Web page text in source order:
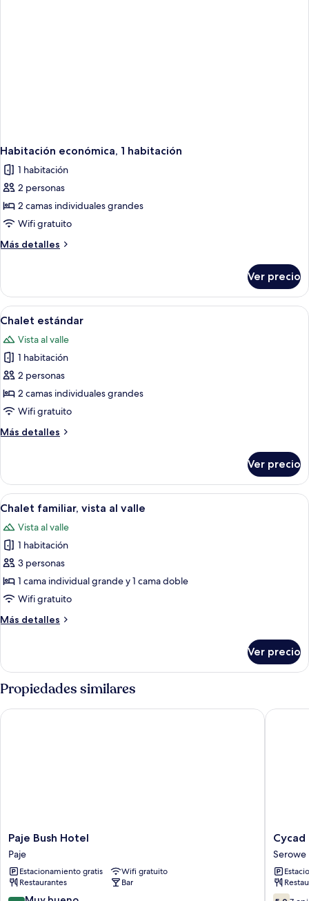
Habitación económica, 1 habitación
1 habitación
2 personas
2 camas individuales grandes
Wifi gratuito
Más detalles
Más
económica,
habitación
Ver precio
Abrir
todas
las
fotos
de
Chalet
estándar
1 habitación, wifi gratis y ropa de cama
3
Chalet estándar
Vista al valle
1 habitación
2 personas
2 camas individuales grandes
Wifi gratuito
Más detalles
Más
estándar
Ver precio
Abrir
todas
las
fotos
de
Chalet
familiar,
al
1 habitación, wifi gratis y ropa de cama
3
Chalet familiar, vista al valle
Vista al valle
1 habitación
3 personas
1 cama individual grande y 1 cama doble
Wifi gratuito
Más detalles
Más
familiar,
vista
al
valle
Ver precio
Propiedades similares
Paje
Bush
Hotel
Paje
Paje Bush Hotel
Paje
Estacionamiento gratis
Wifi gratuito
Restaurantes
Bar
Paje Bush Hotel
Cycad
Palm
Hotel
Serowe
Cycad
Serowe
Cycad